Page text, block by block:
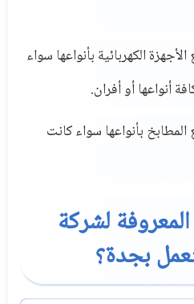
الكهربائية بأنواعها سواء
أنواعها أو أفران.
بأنواعها سواء كانت
لشركة
بجدة؟